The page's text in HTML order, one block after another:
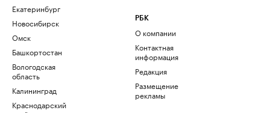
Екатеринбург
Новосибирск
Омск
Башкортостан
Вологодская
область
Калининград
Краснодарский
РБК
О компании
Контактная
информация
Редакция
Размещение
рекламы